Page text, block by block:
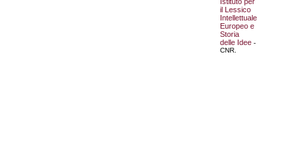
il Lessico
Intellettuale
Europeo e
Storia
delle Idee -
CNR.